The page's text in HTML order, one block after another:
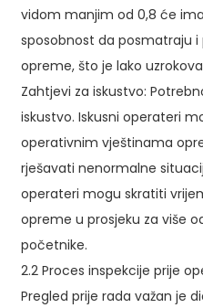
vidom manjim od 0,8 će
sposobnost da posmatraju
opreme, što je lako
Zahtjevi za iskustvo:
iskustvo. Iskusni operateri
operativnim vještinama
rješavati nenormalne
operateri mogu skratiti
opreme u prosjeku za više
početnike.
2.2 Proces inspekcije prije
Pregled prije rada važan je